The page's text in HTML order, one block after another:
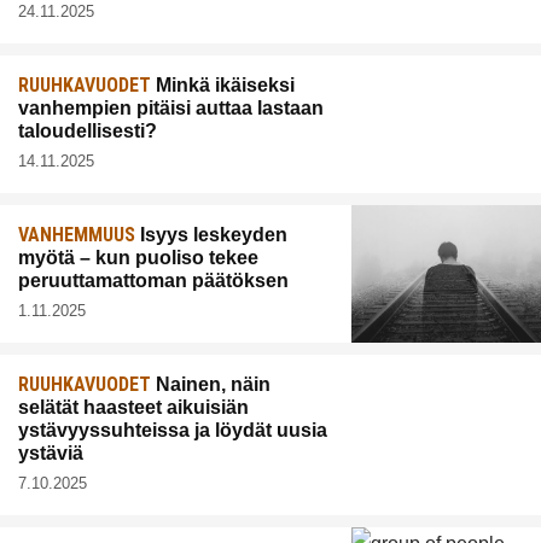
24.11.2025
RUUHKAVUODET Minkä ikäiseksi
vanhempien pitäisi auttaa lastaan
taloudellisesti?
14.11.2025
VANHEMMUUS Isyys leskeyden
myötä – kun puoliso tekee
peruuttamattoman päätöksen
1.11.2025
RUUHKAVUODET Nainen, näin
selätät haasteet aikuisiän
ystävyyssuhteissa ja löydät uusia
ystäviä
7.10.2025